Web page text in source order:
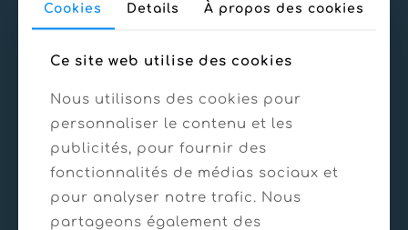
Cookies Details À propos des cookies
Ce site web utilise des cookies
Nous utilisons des cookies pour
personnaliser le contenu et les
publicités, pour fournir des
fonctionnalités de médias sociaux et
pour analyser notre trafic. Nous
partageons également des